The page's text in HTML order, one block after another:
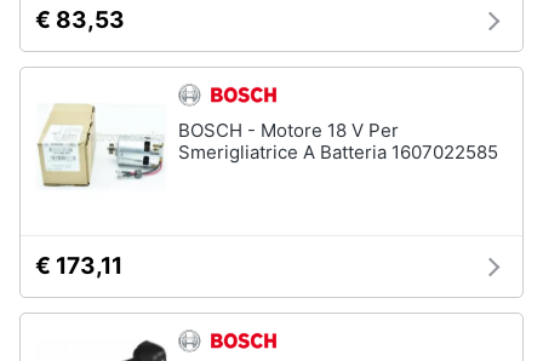
Promozioni
Servizi
Assistenza
clienti
Vedi
tutti
Materiale
elettrico
solare
Interruttori
€ 83,53
BOSCH - Motore 18 V Per
Smerigliatrice A Batteria 1607022585
€ 173,11